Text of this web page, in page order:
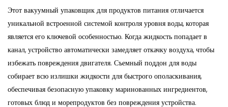
Этот вакуумный упаковщик для продуктов питания отличается
уникальной встроенной системой контроля уровня воды, которая
является его ключевой особенностью. Когда жидкость попадает в
канал, устройство автоматически замедляет откачку воздуха, чтобы
избежать повреждения двигателя. Съемный поддон для воды
собирает всю излишки жидкости для быстрого ополаскивания,
обеспечивая безопасную упаковку маринованных ингредиентов,
готовых блюд и морепродуктов без повреждения устройства.